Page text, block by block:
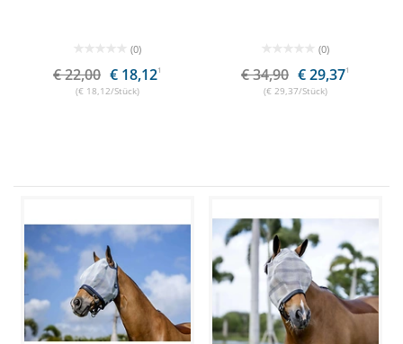
(0)
€ 22,00 € 18,121
(€ 18,12/Stück)
(0)
€ 34,90 € 29,371
(€ 29,37/Stück)